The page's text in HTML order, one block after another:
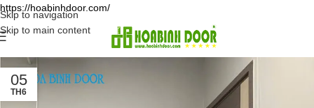
https://hoabinhdoor.com/
Skip to navigation
Skip to main content
05
TH6